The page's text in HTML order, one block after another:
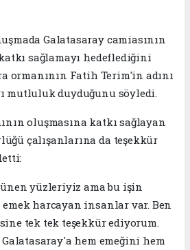
Galatasaray camiasının
sağlamayı hedeflediğini
ormanının Fatih Terim'in adını
mutluluk duyduğunu söyledi.
oluşmasına katkı sağlayan
çalışanlarına da teşekkür
yüzleriyiz ama bu işin
harcayan insanlar var. Ben
tek tek teşekkür ediyorum.
Galatasaray'a hem emeğini hem